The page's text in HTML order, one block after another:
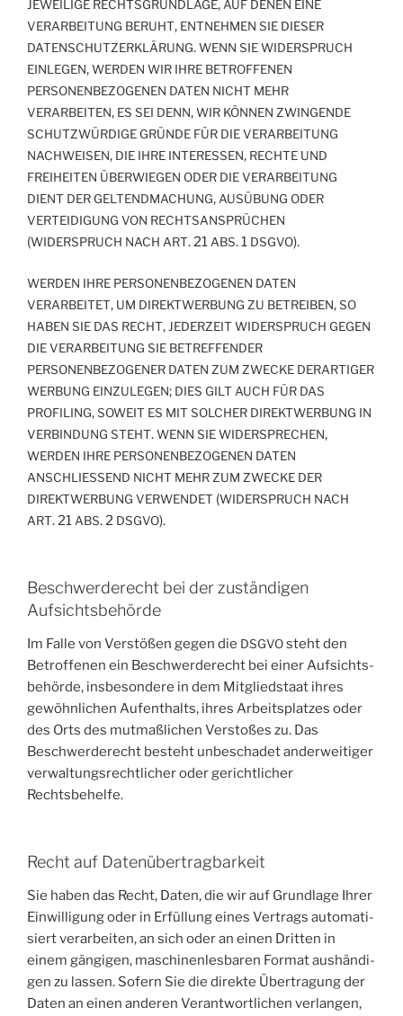
JEWEILIGE RECHTSGRUNDLAGE, AUF DENEN EINE
VERARBEITUNG BERUHT, ENTNEHMEN SIE DIESER
DATENSCHUTZERKLÄRUNG.WENN SIEWIDERSPRUCH
EINLEGEN,WERDEN WIR IHRE BETROFFENEN
PERSONENBEZOGENEN DATEN NICHT MEHR
VERARBEITEN, ES SEI DENN,WIR KÖNNEN ZWINGENDE
SCHUTZWÜRDIGE GRÜNDE FÜR DIEVERARBEITUNG
NACHWEISEN, DIE IHRE INTERESSEN, RECHTE UND
FREIHEITEN ÜBERWIEGEN ODER DIEVERARBEITUNG
DIENT DER GELTENDMACHUNG, AUSÜBUNG ODER
VERTEIDIGUNG VON RECHTSANSPRÜCHEN
(WIDERSPRUCH NACH ART. 21 ABS. 1 DSGVO).
WERDEN IHRE PERSONENBEZOGENEN DATEN
VERARBEITET, UM DIREKTWERBUNG ZU BETREIBEN,SO
HABEN SIE DAS RECHT, JEDERZEITWIDERSPRUCH GEGEN
DIEVERARBEITUNG SIE BETREFFENDER
PERSONENBEZOGENER DATEN ZUM ZWECKE DERARTIGER
WERBUNG EINZULEGEN; DIES GILT AUCH FÜR DAS
PROFILING,SOWEIT ES MITSOLCHER DIREKTWERBUNG IN
VERBINDUNG STEHT.WENN SIEWIDERSPRECHEN,
WERDEN IHRE PERSONENBEZOGENEN DATEN
ANSCHLIESSEND NICHT MEHRZUM ZWECKE DER
DIREKTWERBUNG VERWENDET (WIDERSPRUCH NACH
ART. 21 ABS. 2 DSGVO).
Beschwerde­recht bei der zuständigen
Aufsichtsbehörde
Im Fal­le von Ver­stö­ßen gegen die DSGVOsteht den
Betrof­fe­nen ein Beschwer­de­recht bei einer Auf­sichts­
be­hör­de, ins­be­son­de­re in dem Mit­glied­staat ihres
gewöhn­li­chen Auf­ent­halts, ihres Arbeits­plat­zes oder
des Orts des mut­maß­li­chen Ver­sto­ßes zu. Das
Beschwer­de­recht besteht unbe­scha­det ander­wei­ti­ger
ver­wal­tungs­recht­li­cher oder gericht­li­cher
Rechtsbehelfe.
Recht auf Datenübertragbarkeit
Sie haben das Recht, Daten, die wir auf Grund­la­ge Ihrer
Ein­wil­li­gung oder in Erfül­lung eines Ver­trags auto­ma­ti­
siert ver­ar­bei­ten, an sich oder an einen Drit­ten in
einem gän­gi­gen, maschi­nen­les­ba­ren For­mat aus­hän­di­
gen zu las­sen. Sofern Sie die direk­te Über­tra­gung der
Daten an einen ande­ren Ver­ant­wort­li­chen ver­lan­gen,